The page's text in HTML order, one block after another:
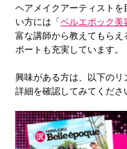
ヘアメイクアーティスト
い方には「ベルエポック美
富な講師から教えてもら
ポートも充実しています。
興味がある方は、以下の
詳細を確認してみてくださ